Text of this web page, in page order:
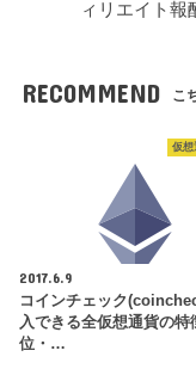
ィリエイト報
RECOMMEND こ
仮想
2017.6.9
コインチェック
入できる全仮想通貨の特
位・…